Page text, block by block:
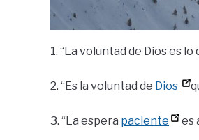
1. “La voluntad de Dios es
2. “Es la voluntad de Dios
3. “La espera paciente es